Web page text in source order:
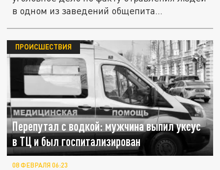
в одном из заведений общепита...
Перепутал с водкой: мужчина выпил уксус
в ТЦ и был госпитализирован
ПРОИСШЕСТВИЯ
08 ФЕВРАЛЯ 06:23